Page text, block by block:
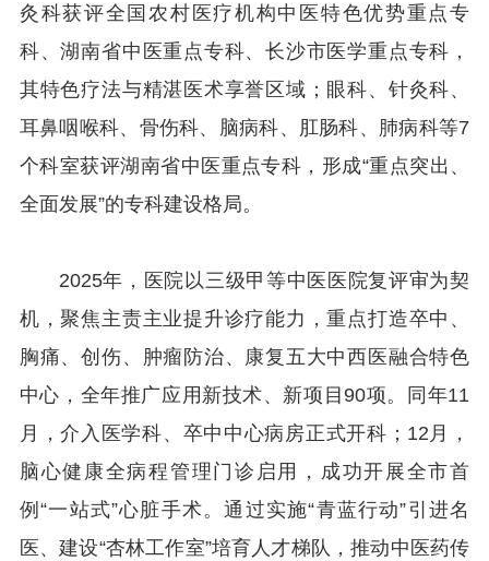
灸科获评全国农村医疗机构中医特色优势重点专
科、湖南省中医重点专科、长沙市医学重点专科，
其特色疗法与精湛医术享誉区域；眼科、针灸科、
耳鼻咽喉科、骨伤科、脑病科、肛肠科、肺病科等7
个科室获评湖南省中医重点专科，形成“重点突出、
全面发展”的专科建设格局。
2025年，医院以三级甲等中医医院复评审为契
机，聚焦主责主业提升诊疗能力，重点打造卒中、
胸痛、创伤、肿瘤防治、康复五大中西医融合特色
中心，全年推广应用新技术、新项目90项。同年11
月，介入医学科、卒中中心病房正式开科；12月，
脑心健康全病程管理门诊启用，成功开展全市首
例“一站式”心脏手术。通过实施“青蓝行动”引进名
医、建设“杏林工作室”培育人才梯队，推动中医药传